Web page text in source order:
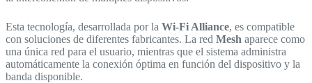
Esta tecnología, desarrollada por la Wi-Fi Alliance, es compatible
con soluciones de diferentes fabricantes. La red Mesh aparece como
una única red para el usuario, mientras que el sistema administra
automáticamente la conexión óptima en función del dispositivo y la
banda disponible.